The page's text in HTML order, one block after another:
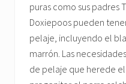
puras como sus padres
Doxiepoos pueden
pelaje, incluyendo el
marrón. Las
de pelaje que herede el